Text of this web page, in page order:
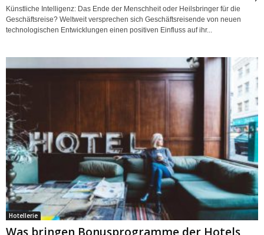
Künstliche Intelligenz: Das Ende der Menschheit oder Heilsbringer für die
Geschäftsreise? Weltweit versprechen sich Geschäftsreisende von neuen
technologischen Entwicklungen einen positiven Einfluss auf ihr...
Hotellerie
Was bringen Bonusprogramme der Hotels